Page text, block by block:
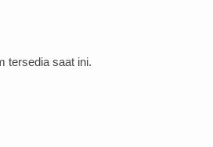
tersedia saat ini.